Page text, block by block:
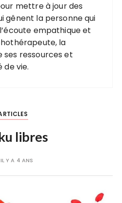
mettre à jour des
gênent la personne qui
empathique et
la
ressources et
de vie.
libres
IL Y A 4 ANS